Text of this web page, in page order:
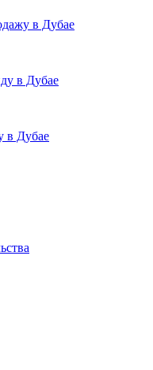
в Дубае
в Дубае
в Дубае